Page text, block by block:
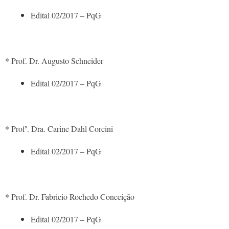
Edital 02/2017 – PqG
* Prof. Dr. Augusto Schneider
Edital 02/2017 – PqG
* Profª. Dra. Carine Dahl Corcini
Edital 02/2017 – PqG
* Prof. Dr. Fabricio Rochedo Conceição
Edital 02/2017 – PqG